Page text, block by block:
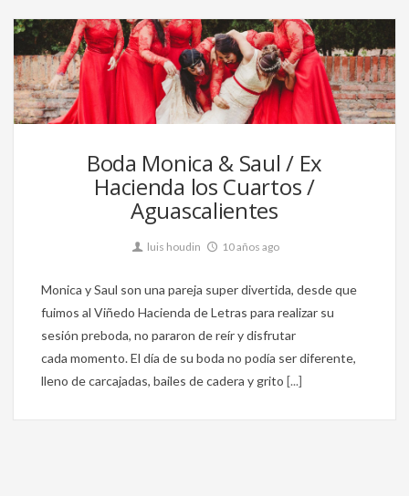
148
Blog
Boda Monica & Saul / Ex
Hacienda los Cuartos /
Aguascalientes
luis houdin 10 años ago
Monica y Saul son una pareja super divertida, desde que
fuimos al Viñedo Hacienda de Letras para realizar su
sesión preboda, no pararon de reír y disfrutar
cada momento. El día de su boda no podía ser diferente,
lleno de carcajadas, bailes de cadera y grito [...]